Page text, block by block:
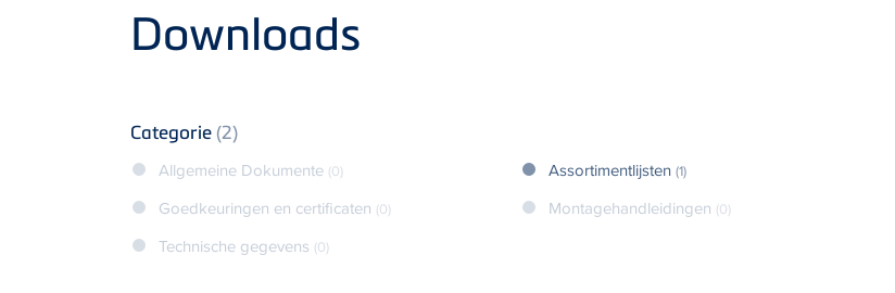
Downloads
Categorie (2)
Allgemeine Dokumente (0) Assortimentlijsten (1)
Goedkeuringen en certificaten (0) Montagehandleidingen (0)
Technische gegevens (0)